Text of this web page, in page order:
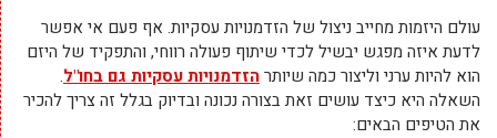
עולם היזמות מחייב ניצול של הזדמנויות עסקיות. אף פעם אי אפשר
לדעת איזה מפגש יבשיל לכדי שיתוף פעולה רווחי, והתפקיד של היזם
הוא להיות ערני וליצור כמה שיותרהזדמנויות עסקיות גם בחו"ל.
השאלה היא כיצד עושים זאת בצורה נכונה ובדיוק בגלל זה צריך להכיר
את הטיפים הבאים: